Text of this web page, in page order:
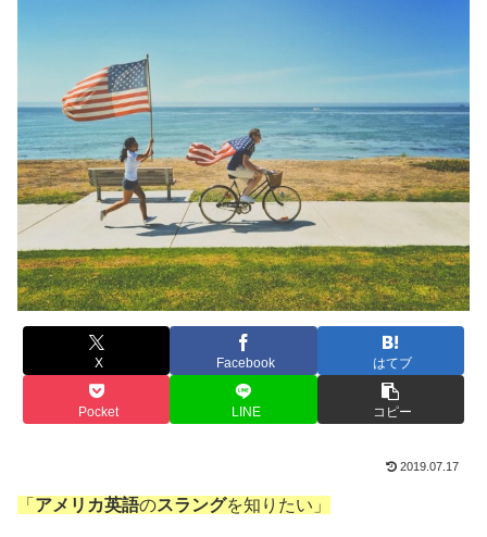
X Facebook はてブ
Pocket LINE コピー
2019.07.17
「 アメリカ英語のスラングを知りたい」